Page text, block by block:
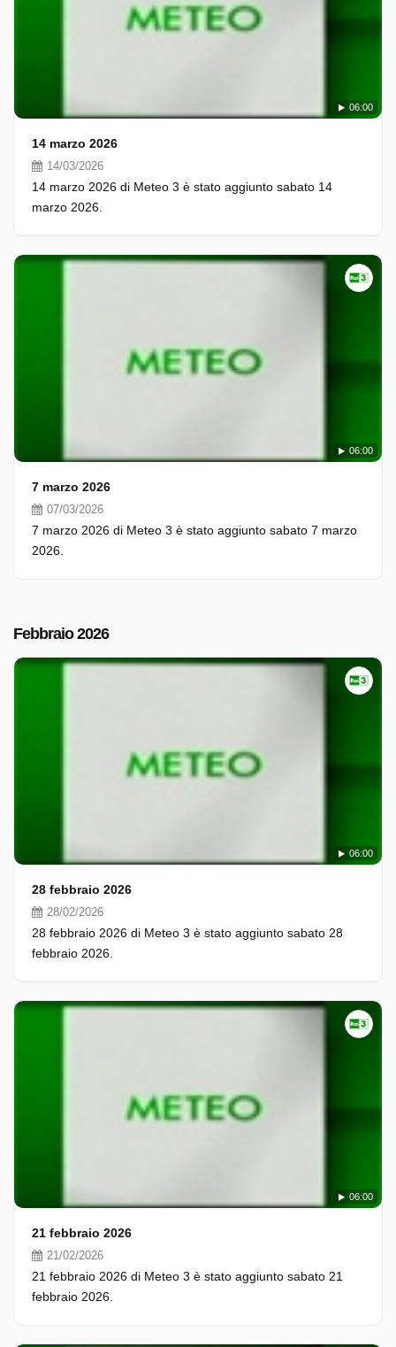
06:00
14 marzo 2026
14/03/2026
14 marzo 2026 di Meteo 3 è stato aggiunto sabato 14
marzo 2026.
06:00
7 marzo 2026
07/03/2026
7 marzo 2026 di Meteo 3 è stato aggiunto sabato 7 marzo
2026.
Febbraio 2026
06:00
28 febbraio 2026
28/02/2026
28 febbraio 2026 di Meteo 3 è stato aggiunto sabato 28
febbraio 2026.
06:00
21 febbraio 2026
21/02/2026
21 febbraio 2026 di Meteo 3 è stato aggiunto sabato 21
febbraio 2026.